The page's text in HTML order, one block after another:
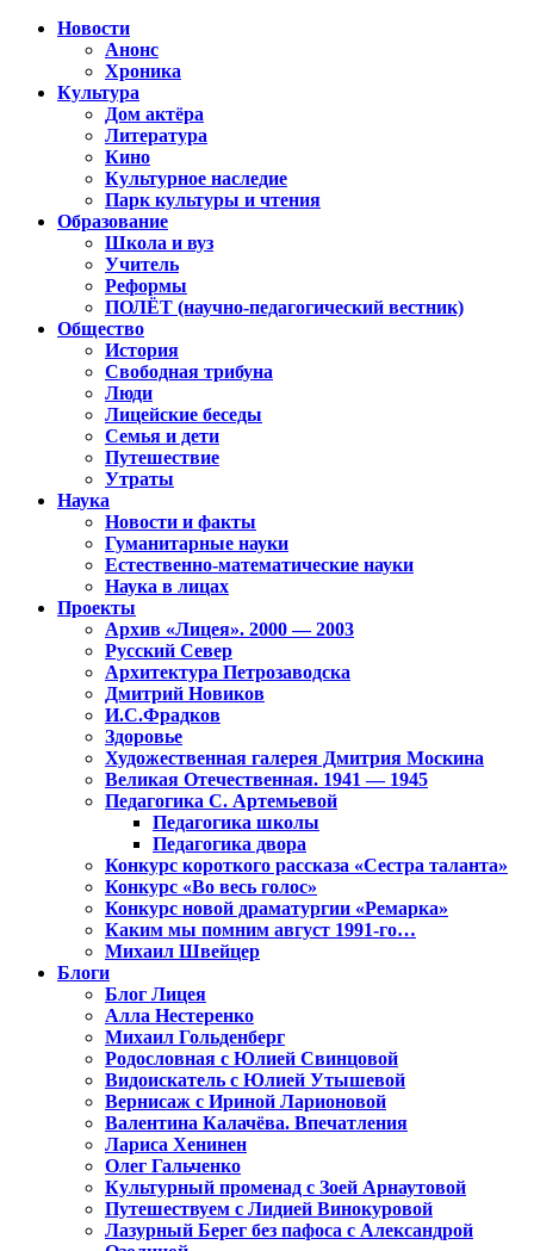
Новости
Анонс
Хроника
Культура
Дом актёра
Литература
Кино
Культурное наследие
Парк культуры и чтения
Образование
Школа и вуз
Учитель
Реформы
ПОЛЁТ (научно-педагогический вестник)
Общество
История
Свободная трибуна
Люди
Лицейские беседы
Семья и дети
Путешествие
Утраты
Наука
Новости и факты
Гуманитарные науки
Естественно-математические науки
Наука в лицах
Проекты
Архив «Лицея». 2000 — 2003
Русский Север
Архитектура Петрозаводска
Дмитрий Новиков
И.С.Фрадков
Здоровье
Художественная галерея Дмитрия Москина
Великая Отечественная. 1941 — 1945
Педагогика С. Артемьевой
Педагогика школы
Педагогика двора
Конкурс короткого рассказа «Сестра таланта»
Конкурс «Во весь голос»
Конкурс новой драматургии «Ремарка»
Каким мы помним август 1991-го…
Михаил Швейцер
Блоги
Блог Лицея
Алла Нестеренко
Михаил Гольденберг
Родословная с Юлией Свинцовой
Видоискатель с Юлией Утышевой
Вернисаж с Ириной Ларионовой
Валентина Калачёва. Впечатления
Лариса Хенинен
Олег Гальченко
Культурный променад с Зоей Арнаутовой
Путешествуем с Лидией Винокуровой
Лазурный Берег без пафоса с Александрой